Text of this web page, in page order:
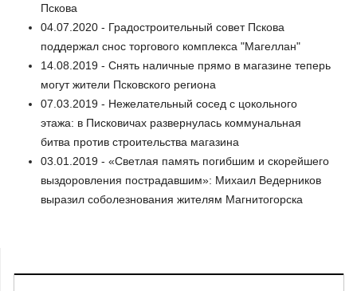
Пскова
04.07.2020 - Градостроительный совет Пскова
поддержал снос торгового комплекса "Магеллан"
14.08.2019 - Снять наличные прямо в магазине теперь
могут жители Псковского региона
07.03.2019 - Нежелательный сосед с цокольного
этажа: в Писковичах развернулась коммунальная
битва против строительства магазина
03.01.2019 - «Светлая память погибшим и скорейшего
выздоровления пострадавшим»: Михаил Ведерников
выразил соболезнования жителям Магнитогорска